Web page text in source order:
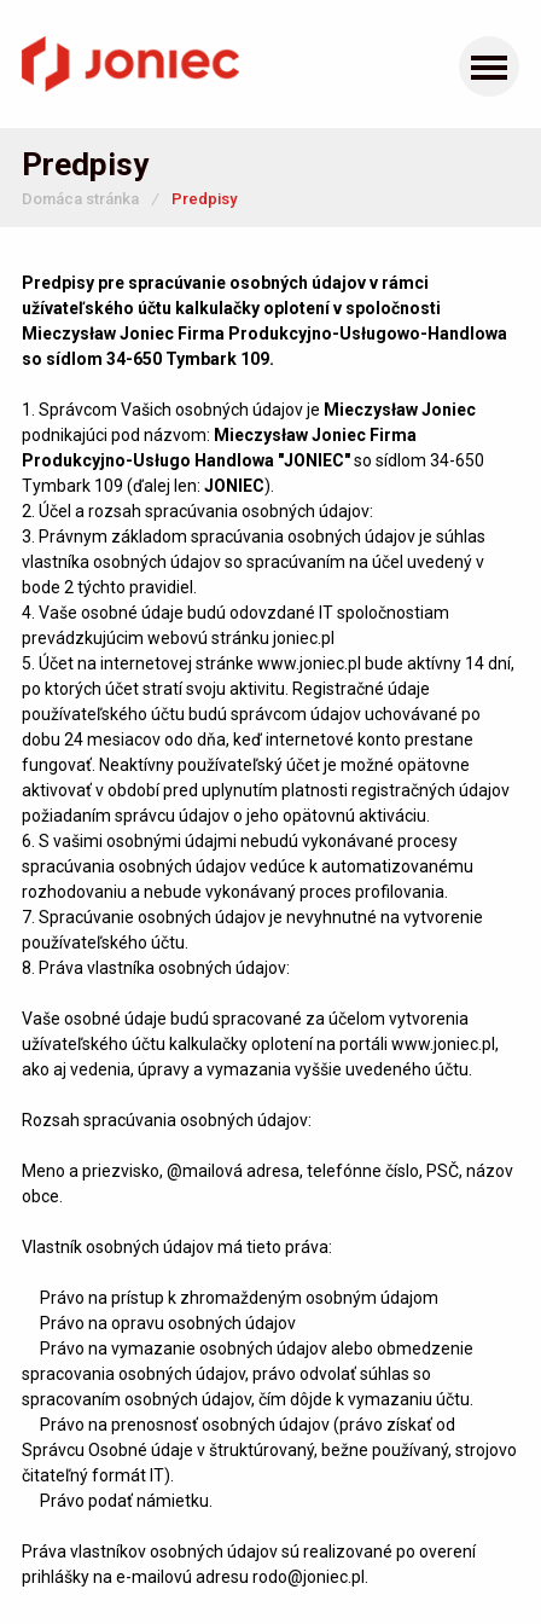
Predpisy
Domáca stránka / Predpisy
Predpisy pre spracúvanie osobných údajov v rámci
užívateľského účtu kalkulačky oplotení v spoločnosti
Mieczysław Joniec Firma Produkcyjno-Usługowo-Handlowa
so sídlom 34-650 Tymbark 109.
1. Správcom Vašich osobných údajov je Mieczysław Joniec
podnikajúci pod názvom: Mieczysław Joniec Firma
Produkcyjno-Usługo Handlowa "JONIEC"so sídlom 34-650
Tymbark 109 (ďalej len: JONIEC).
2. Účel a rozsah spracúvania osobných údajov:
3. Právnym základom spracúvania osobných údajov je súhlas
vlastníka osobných údajov so spracúvaním na účel uvedený v
bode 2 týchto pravidiel.
4. Vaše osobné údaje budú odovzdané IT spoločnostiam
prevádzkujúcim webovú stránku joniec.pl
5. Účet na internetovej stránke www.joniec.pl bude aktívny 14 dní,
po ktorých účet stratí svoju aktivitu. Registračné údaje
používateľského účtu budú správcom údajov uchovávané po
dobu 24 mesiacov odo dňa, keď internetové konto prestane
fungovať. Neaktívny používateľský účet je možné opätovne
aktivovať v období pred uplynutím platnosti registračných údajov
požiadaním správcu údajov o jeho opätovnú aktiváciu.
6. S vašimi osobnými údajmi nebudú vykonávané procesy
spracúvania osobných údajov vedúce k automatizovanému
rozhodovaniu a nebude vykonávaný proces profilovania.
7. Spracúvanie osobných údajov je nevyhnutné na vytvorenie
používateľského účtu.
8. Práva vlastníka osobných údajov:
Vaše osobné údaje budú spracované za účelom vytvorenia
užívateľského účtu kalkulačky oplotení na portáli www.joniec.pl ,
ako aj vedenia, úpravy a vymazania vyššie uvedeného účtu.
Rozsah spracúvania osobných údajov:
Meno a priezvisko, @mailová adresa, telefónne číslo, PSČ, názov
obce.
Vlastník osobných údajov má tieto práva:
Právo na prístup k zhromaždeným osobným údajom
Právo na opravu osobných údajov
Právo na vymazanie osobných údajov alebo obmedzenie
spracovania osobných údajov, právo odvolať súhlas so
spracovaním osobných údajov, čím dôjde k vymazaniu účtu.
Právo na prenosnosť osobných údajov (právo získať od
Správcu Osobné údaje v štruktúrovaný, bežne používaný, strojovo
čitateľný formát IT).
Právo podať námietku.
Práva vlastníkov osobných údajov sú realizované po overení
prihlášky na e-mailovú adresu rodo@joniec.pl.